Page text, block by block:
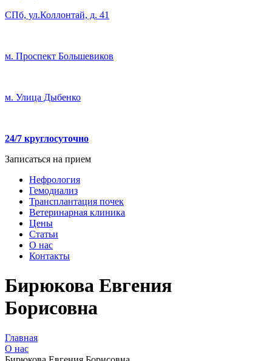
СПб, ул.Коллонтай, д. 41
м. Проспект Большевиков
м. Улица Дыбенко
24/7 круглосуточно
Записаться на прием
Нефрология
Гемодиализ
Трансплантация почек
Ветеринарная клиника
Цены
Статьи
О нас
Контакты
Бирюкова Евгения
Борисовна
Главная
О нас